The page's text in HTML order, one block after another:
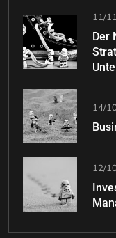
11/
Der
14/
12/